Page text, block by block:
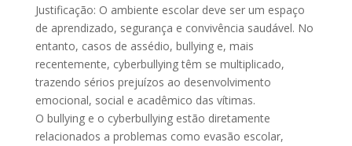
Justificação: O ambiente escolar deve ser um espaço
de aprendizado, segurança e convivência saudável. No
entanto, casos de assédio, bullying e, mais
recentemente, cyberbullying têm se multiplicado,
trazendo sérios prejuízos ao desenvolvimento
emocional, social e acadêmico das vítimas.
O bullying e o cyberbullying estão diretamente
relacionados a problemas como evasão escolar,